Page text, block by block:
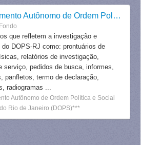
Departamento Autônomo de Ordem Política e Social do Estado do Rio de Janeiro
Fondo
que refletem a investigação e
do DOPS-RJ como: prontuários de
relatórios de investigação,
serviço, pedidos de busca, informes,
panfletos, termo de declaração,
radiogramas ...
Autônomo de Ordem Política e Social
Rio de Janeiro (DOPS)***